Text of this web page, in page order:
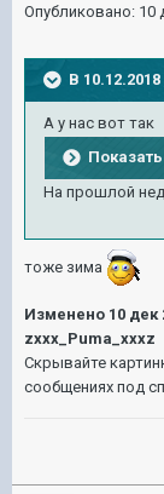
Опубликовано: 10
В
А у нас вот так
На прошлой
тоже зима
Изменено 10 дек
zxxx_Puma_xxxz
Скрывайте
сообщениях под